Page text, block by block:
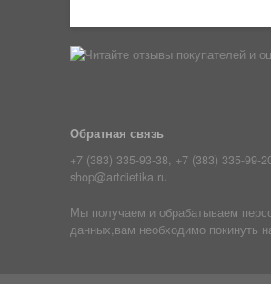
Обратная связь
+7 (383) 335-93-38, +7 (383) 335-99-
shop@artdietika.ru
Мы получаем и обрабатываем
данных,вам необходимо покинуть